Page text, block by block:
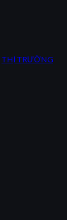
THỊ TRƯỜNG